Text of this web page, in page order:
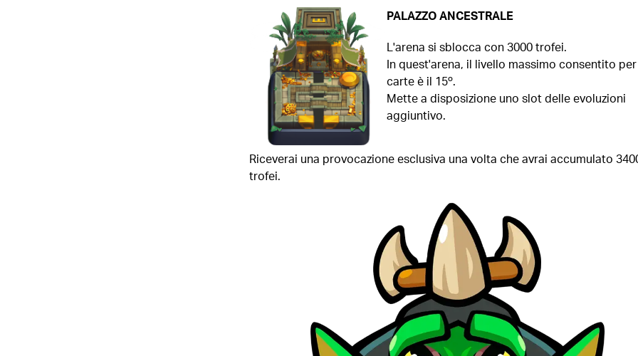
PALAZZO ANCESTRALE
L'arena si sblocca con 3000 trofei.
In quest'arena, il livello massimo consentito
carte è il 15º.
Mette a disposizione uno slot delle evoluzioni
aggiuntivo.
Riceverai una provocazione esclusiva una volta che avrai accumulato
trofei.